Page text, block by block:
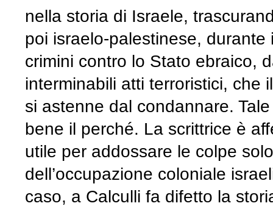
nella storia di Israele,
poi israelo-palestinese,
crimini contro lo Stato ebraico,
interminabili atti terroristici, che
si astenne dal condannare.
bene il perché. La scrittrice è
utile per addossare le colpe
dell’occupazione coloniale
caso, a Calculli fa difetto la